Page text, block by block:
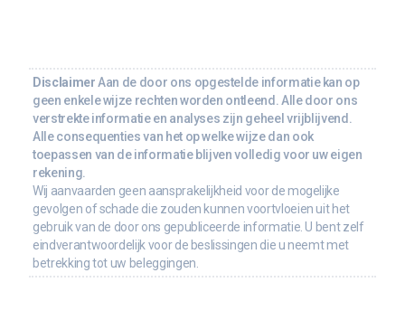
Disclaimer Aan de door ons opgestelde informatie kan op
geen enkele wijze rechten worden ontleend. Alle door ons
verstrekte informatie en analyses zijn geheel vrijblijvend.
Alle consequenties van het op welke wijze dan ook
toepassen van de informatie blijven volledig voor uw eigen
rekening.
Wij aanvaarden geen aansprakelijkheid voor de mogelijke
gevolgen of schade die zouden kunnen voortvloeien uit het
gebruik van de door ons gepubliceerde informatie. U bent zelf
eindverantwoordelijk voor de beslissingen die u neemt met
betrekking tot uw beleggingen.